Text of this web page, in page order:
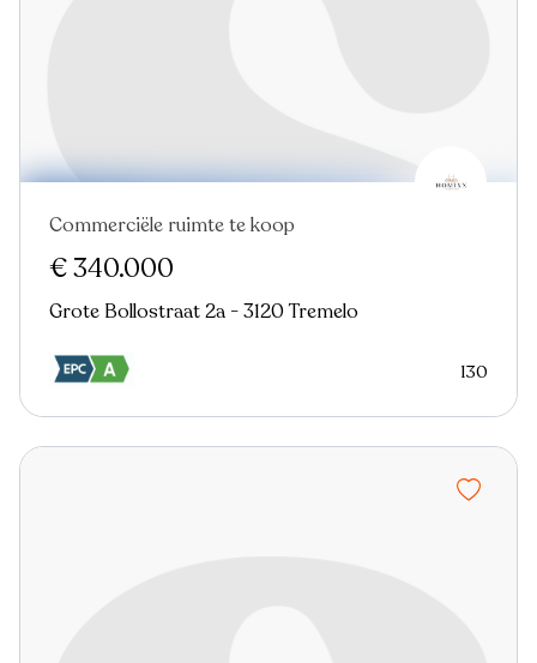
Commerciële ruimte te koop
€ 340.000
Grote Bollostraat 2a - 3120 Tremelo
130